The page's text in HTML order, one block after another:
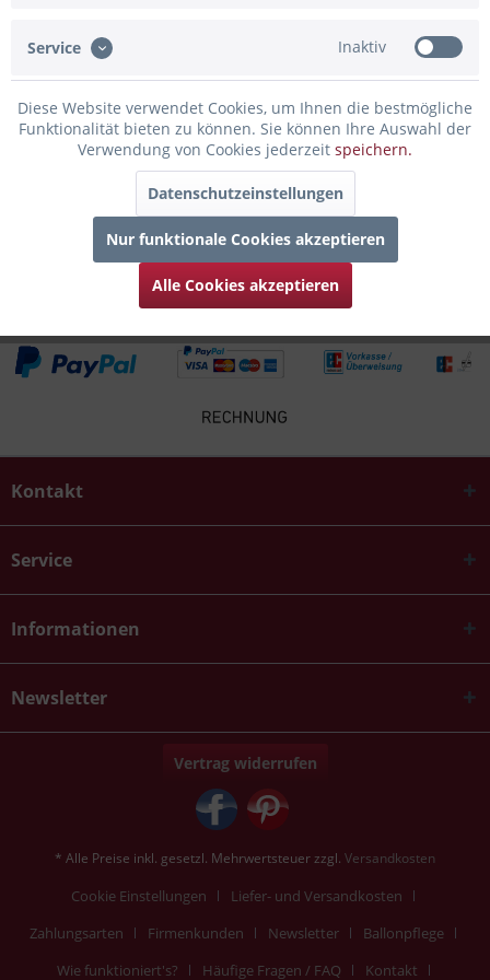
Infos zum Hersteller
Folgende Infos zum Hersteller sind verfübar......mehr
Zubehör 4
Kunden kauften auch
Kunden haben sich ebenfalls angesehen
Kontakt
Service
Informationen
Newsletter
Vertrag widerrufen
* Alle Preise inkl. gesetzl. Mehrwertsteuer zzgl. Versandkosten
Cookie Einstellungen
Liefer- und Versandkosten
Zahlungsarten
Firmenkunden Newsletter
Ballonpflege
Wie funktioniert's?
Häufige Fragen / FAQ Kontakt
Service Inaktiv
Diese Website verwendet Cookies, um Ihnen die bestmögliche
Funktionalität bieten zu können. Sie können Ihre Auswahl der
Verwendung von Cookies jederzeit speichern.
Datenschutzeinstellungen
Nur funktionale Cookies akzeptieren
Alle Cookies akzeptieren